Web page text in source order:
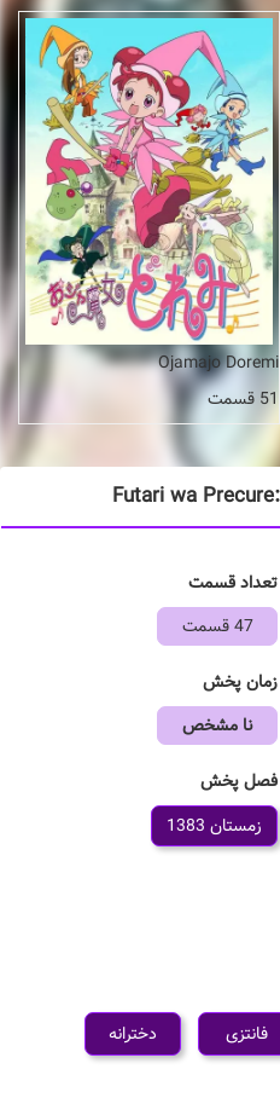
Ojamajo Doremi
51 قسمت
تعداد قسمت
47 قسمت
زمان پخش
نا مشخص
فصل پخش
زمستان 1383
فانتزی دخترانه